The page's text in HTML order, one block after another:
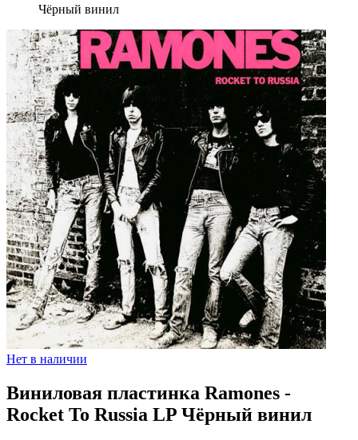
Чёрный винил
Нет в наличии
Виниловая пластинка Ramones -
Rocket To Russia LP Чёрный винил